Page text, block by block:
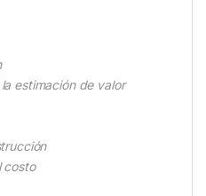
estimación de valor
costo